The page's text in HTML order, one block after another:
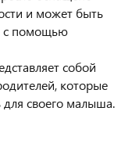
и может быть
с помощью
собой
которые
своего малыша.